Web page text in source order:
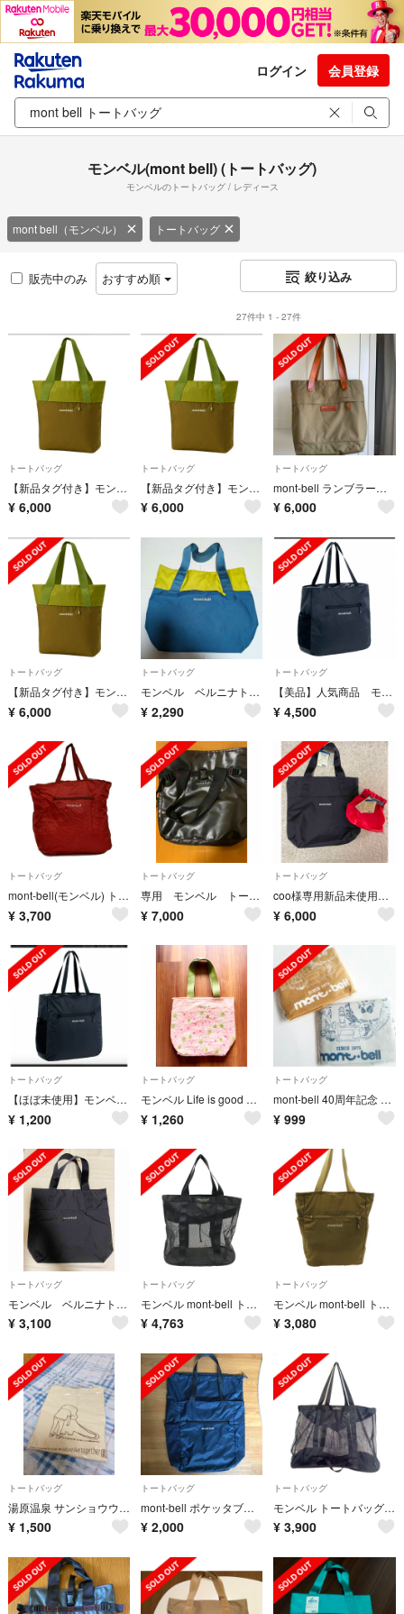
ログイン 会員登録
モンベル(mont bell) (トートバッグ)
モンベルのトートバッグ / レディース
mont bell（モンベル） トートバッグ
販売中のみ おすすめ順 絞り込み
27件中 1 - 27件
トートバッグ
【新品タグ付き】モンベル ベルニナトート M
¥ 6,000
トートバッグ
【新品タグ付き】モンベル ベルニナトート M
¥ 6,000
トートバッグ
mont-bell ランブラートートバッ ク
¥ 6,000
トートバッグ
【新品タグ付き】モンベル ベルニナトート M
¥ 6,000
トートバッグ
モンベル ベルニナトート M
¥ 2,290
トートバッグ
【美品】人気商品 モンベル ポケッタブル ライトトートL ブラック
¥ 4,500
トートバッグ
mont-bell(モンベル) トートバッグ ポケッタブル ライトトート L 1123974 レッド エコバッグ
¥ 3,700
トートバッグ
専用 モンベル トートバッグ
¥ 7,000
トートバッグ
coo様専用新品未使用mont-bellモンベルトートバッグ2点セット
¥ 6,000
トートバッグ
【ほぼ未使用】モンベル ポケッタブルライトトートM 黒
¥ 1,200
トートバッグ
モンベル Life is good トートバック
¥ 1,260
トートバッグ
mont-bell 40周年記念 エコバッグショッピングバッグ トートバッグ
¥ 999
トートバッグ
モンベル ベルニナトートバック ブラック Ｍ
¥ 3,100
トートバッグ
モンベル mont-bell トートバッグ メッシュバッグ ユニセックス
¥ 4,763
トートバッグ
モンベル mont-bell トートバッグ レディース
¥ 3,080
トートバッグ
湯原温泉 サンショウウオ トートバッグ
¥ 1,500
トートバッグ
mont-bell ポケッタブル ライトトート Ｓ
¥ 2,000
トートバッグ
モンベル トートバッグ 黒 化学繊維
¥ 3,900